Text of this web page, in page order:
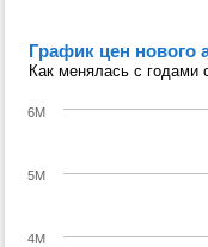
График цен нового
Как менялась с годами
4M
5M
6M